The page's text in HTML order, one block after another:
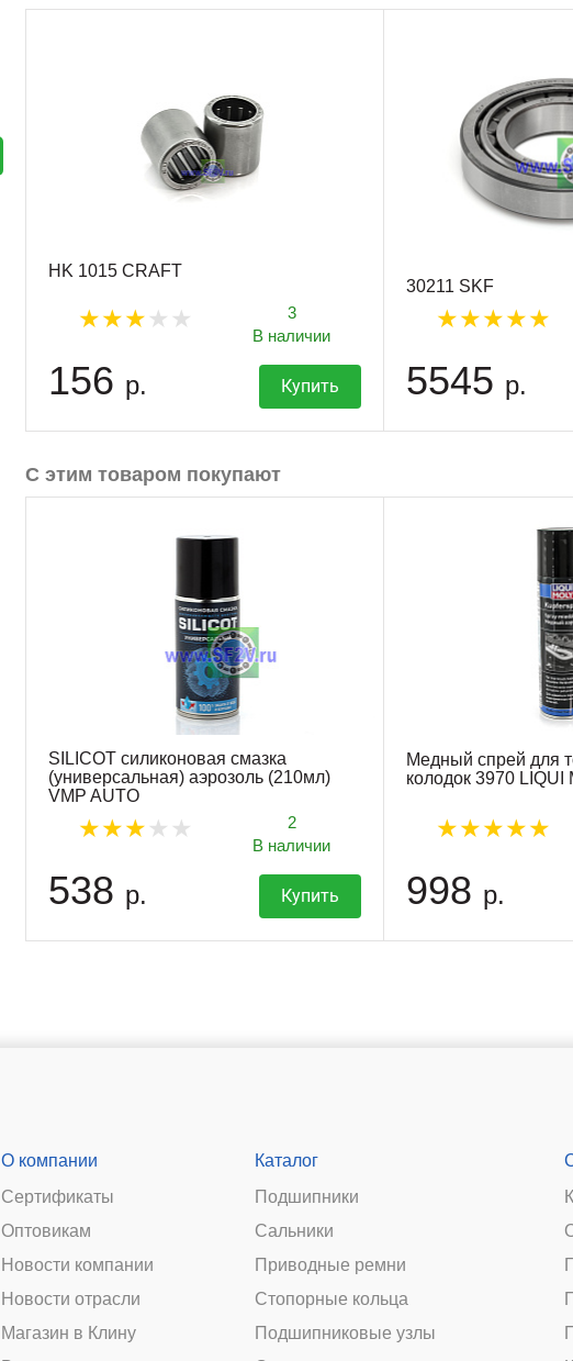
HK 1015 CRAFT
3
В наличии
156 р. Купить
30211 SKF
5545 р.
С этим товаром покупают
SILICOT силиконовая смазка
(универсальная) аэрозоль (210мл)
VMP AUTO
2
В наличии
538 р. Купить
Медный спрей для
колодок 3970 LIQUI
998 р.
О компании
Сертификаты
Оптовикам
Новости компании
Новости отрасли
Магазин в Клину
Каталог
Подшипники
Сальники
Приводные ремни
Стопорные кольца
Подшипниковые узлы